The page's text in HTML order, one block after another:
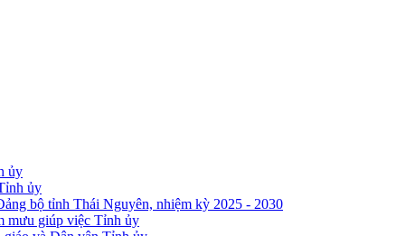
ủy
ủy
bộ tỉnh Thái Nguyên, nhiệm kỳ 2025 - 2030
mưu giúp việc Tỉnh ủy